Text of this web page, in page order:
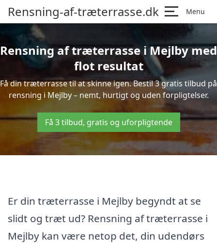
Rensning-af-træterrasse.dk Menu
Rensning af træterrasse i Mejlby med
flot resultat
Få din træterrasse til at skinne igen. Bestil 3 gratis tilbud på
rensning i Mejlby – nemt, hurtigt og uden forpligtelser.
Få 3 tilbud, gratis og uforpligtende
Er din træterrasse i Mejlby begyndt at se
slidt og træt ud? Rensning af træterrasse i
Mejlby kan være netop det, din udendørs